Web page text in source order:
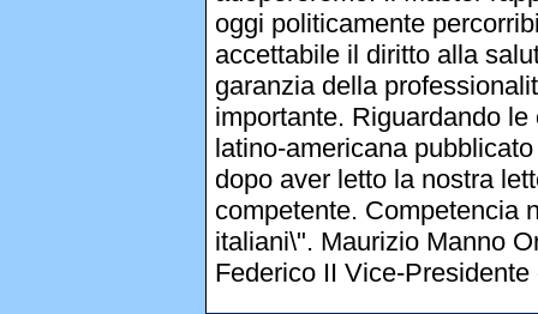
oggi politicamente
accettabile il diritto alla
garanzia della
importante. Riguardando
latino-americana
dopo aver letto la nostra
competente. Competencia
italiani\". Maurizio Manno
Federico II Vice-